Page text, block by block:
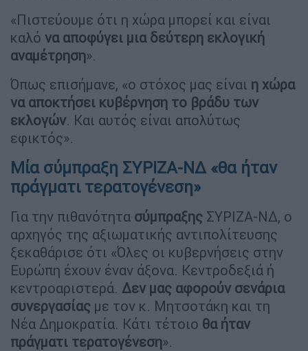
«Πιστεύουμε ότι η χώρα μπορεί και είναι
καλό να αποφύγει μια δεύτερη εκλογική
αναμέτρηση».
Όπως επισήμανε, «ο στόχος μας είναι η χώρα
να αποκτήσει κυβέρνηση το βράδυ των
εκλογών. Και αυτός είναι απολύτως
εφικτός».
Μία σύμπραξη ΣΥΡΙΖΑ-ΝΔ «θα ήταν
πράγματι τερατογένεση»
Για την πιθανότητα σύμπραξης ΣΥΡΙΖΑ-ΝΔ, ο
αρχηγός της αξιωματικής αντιπολίτευσης
ξεκαθάρισε ότι «Όλες οι κυβερνήσεις στην
Ευρώπη έχουν έναν άξονα. Κεντροδεξιά ή
κεντροαριστερά. Δεν μας αφορούν σενάρια
συνεργασίας με τον κ. Μητσοτάκη και τη
Νέα Δημοκρατία. Κάτι τέτοιο θα ήταν
πράγματι τερατογένεση».